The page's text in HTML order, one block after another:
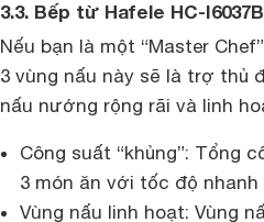
3.3. Bếp từ Hafele HC-
Nếu bạn là một “Master
3 vùng nấu này sẽ là trợ thủ
nấu nướng rộng rãi và linh
Công suất “khủng”: Tổng
3 món ăn với tốc độ nhanh
Vùng nấu linh hoạt: Vùng